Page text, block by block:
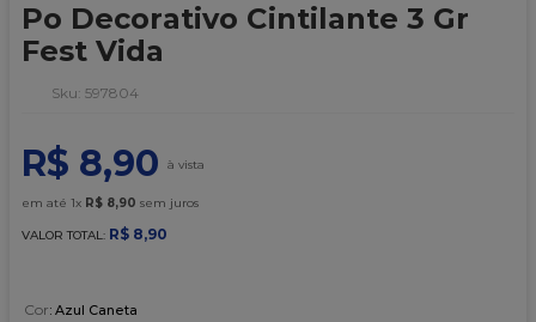
Po Decorativo Cintilante 3 Gr
Fest Vida
: 597804
R$ 8,90
em até 1x R$ 8,90 sem juros
VALOR TOTAL: R$ 8,90
Cor: Azul Caneta
6
granulado
9º
caixa kraft
10º sacola